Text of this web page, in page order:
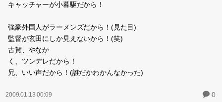
キャッチャーが小暮駆だから！
強豪外国人がラーメンズだから！(見た目)
監督が玄田にしか見えないから！(笑)
古賀、やなか
く、ツンデレだから！
兄、いい声だから！(誰だかわかんなかった)
2009.01.13 00:09 0